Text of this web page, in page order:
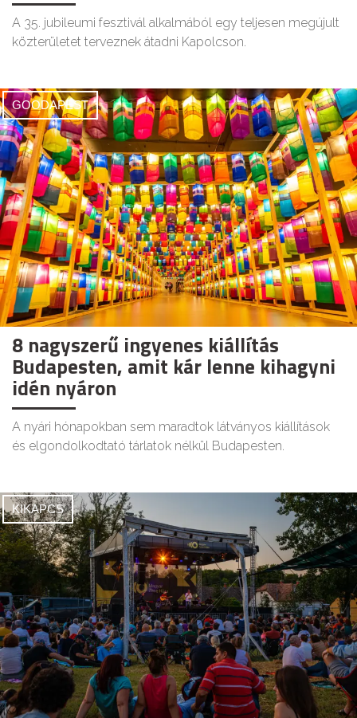
A 35. jubileumi fesztivál alkalmából egy teljesen megújult
közterületet terveznek átadni Kapolcson.
GOODAPEST
8 nagyszerű ingyenes kiállítás
Budapesten, amit kár lenne kihagyni
idén nyáron
A nyári hónapokban sem maradtok látványos kiállítások
és elgondolkodtató tárlatok nélkül Budapesten.
KIKAPCS